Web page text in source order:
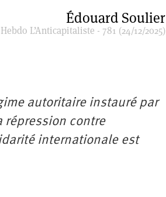
Édouard Soulier
Hebdo L’Anticapitaliste - 781 (24/12/2025)
autoritaire instauré par
répression contre
internationale est